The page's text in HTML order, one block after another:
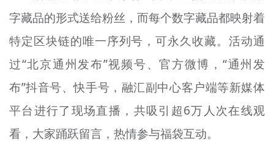
字藏品的形式送给粉丝，而每个数字藏品都映射着
特定区块链的唯一序列号，可永久收藏。活动通
过“北京通州发布”视频号、官方微博，“通州发
布”抖音号、快手号，融汇副中心客户端等新媒体
平台进行了现场直播，共吸引超6万人次在线观
看，大家踊跃留言，热情参与福袋互动。